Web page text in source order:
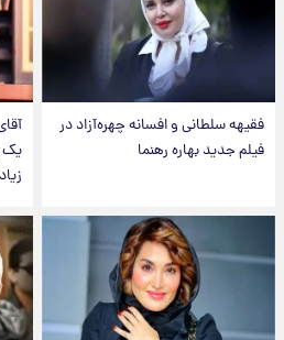
فقیهه سلطانی و افسانه چهره‌آزاد در
فیلم جدید بهاره رهنما
یک